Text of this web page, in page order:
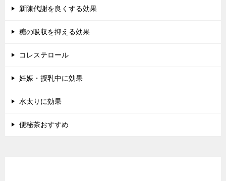
新陳代謝を良くする効果
糖の吸収を抑える効果
コレステロール
妊娠・授乳中に効果
水太りに効果
便秘茶おすすめ